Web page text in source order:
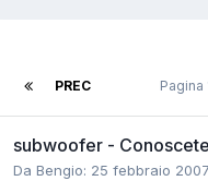
PREC Pagina
subwoofer -
Da Bengio: 25 febbraio 2007